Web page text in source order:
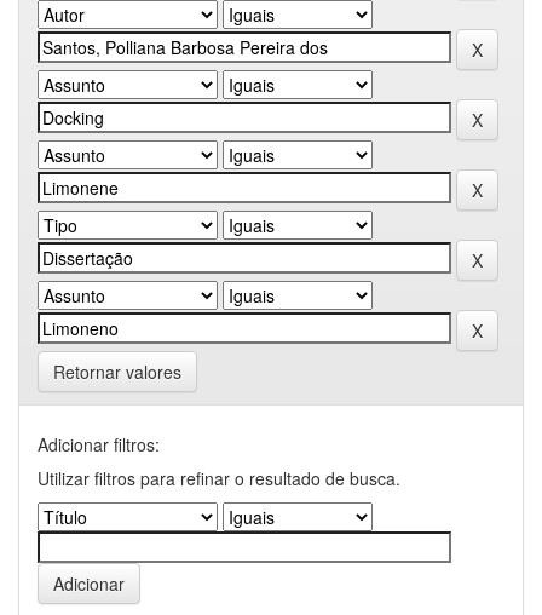
Retornar valores
Adicionar filtros:
Utilizar filtros para refinar o resultado de busca.